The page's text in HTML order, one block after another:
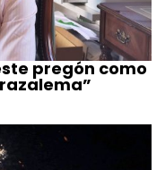
pregón como